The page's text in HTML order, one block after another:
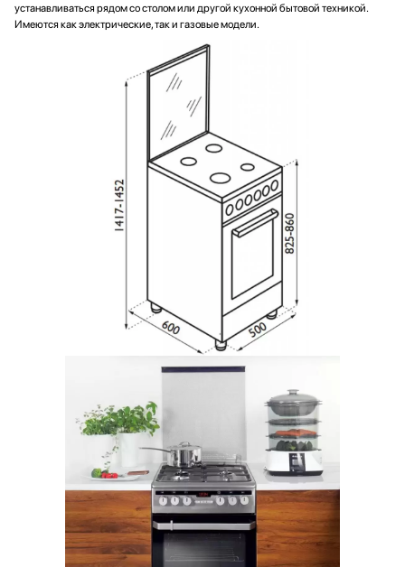
устанавливаться рядом со столом или другой кухонной бытовой техникой.
Имеются как электрические, так и газовые модели.